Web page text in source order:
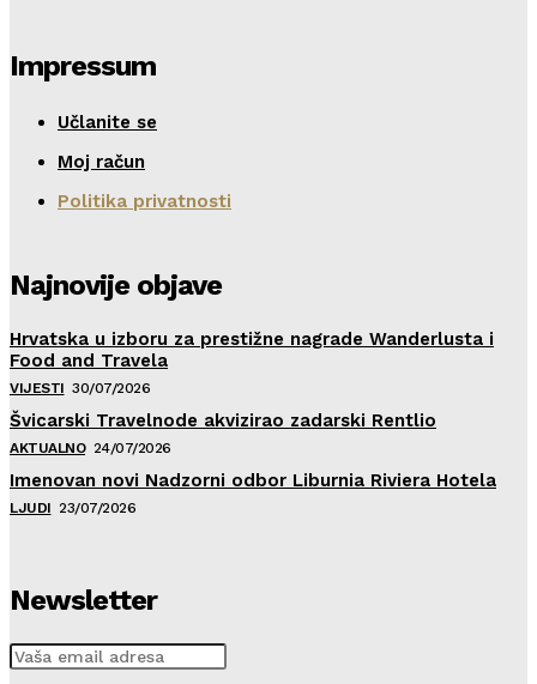
Impressum
Učlanite se
Moj račun
Politika privatnosti
Najnovije objave
Hrvatska u izboru za prestižne nagrade Wanderlusta i
Food and Travela
VIJESTI 30/07/2026
Švicarski Travelnode akvizirao zadarski Rentlio
AKTUALNO 24/07/2026
Imenovan novi Nadzorni odbor Liburnia Riviera Hotela
LJUDI 23/07/2026
Newsletter